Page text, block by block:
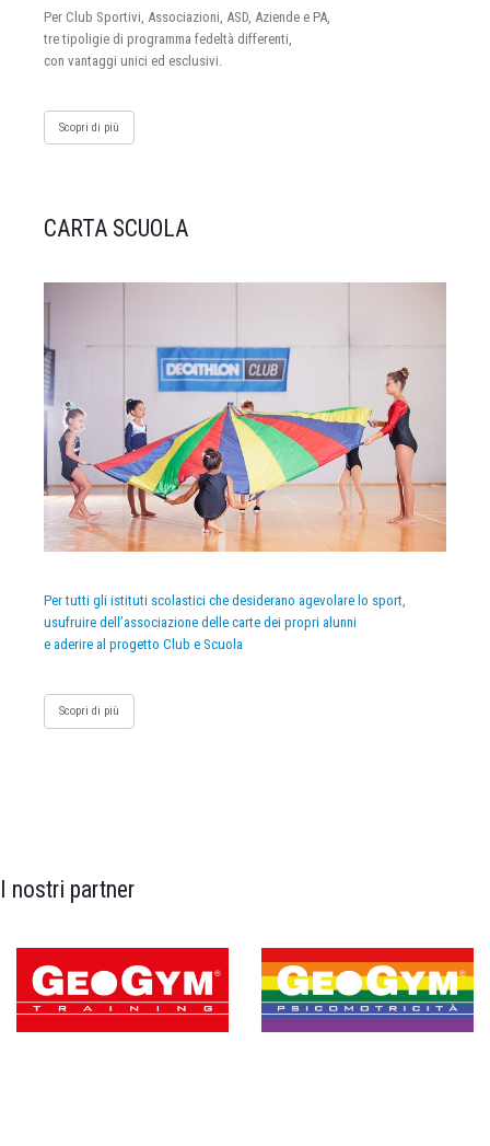
Per Club Sportivi, Associazioni, ASD, Aziende e PA,
tre tipoligie di programma fedeltà differenti,
con vantaggi unici ed esclusivi.
Scopri di più
CARTA SCUOLA
Per tutti gli istituti scolastici che desiderano agevolare lo sport,
usufruire dell’associazione delle carte dei propri alunni
e aderire al progetto Club e Scuola
Scopri di più
I nostri partner